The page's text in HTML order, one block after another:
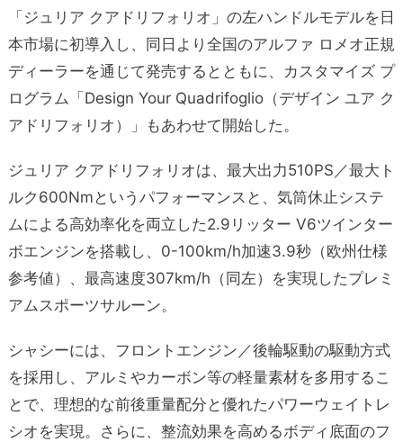
「ジュリア クアドリフォリオ」の左ハンドルモデルを日
本市場に初導入し、同日より全国のアルファ ロメオ正規
ディーラーを通じて発売するとともに、カスタマイズ プ
ログラム「Design Your Quadrifoglio（デザイン ユア ク
アドリフォリオ）」もあわせて開始した。
ジュリア クアドリフォリオは、最大出力510PS／最大ト
ルク600Nmというパフォーマンスと、気筒休止システ
ムによる高効率化を両立した2.9リッター V6ツインター
ボエンジンを搭載し、0-100km/h加速3.9秒（欧州仕様
参考値）、最高速度307km/h（同左）を実現したプレミ
アムスポーツサルーン。
シャシーには、フロントエンジン／後輪駆動の駆動方式
を採用し、アルミやカーボン等の軽量素材を多用するこ
とで、理想的な前後重量配分と優れたパワーウェイトレ
シオを実現。さらに、整流効果を高めるボディ底面のフ